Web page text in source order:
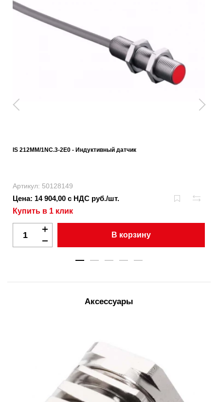
IS 212MM/1NC.3-2E0 - Индуктивный датчик
Артикул: 50128149
Цена: 14 904,00 с НДС руб./шт.
Купить в 1 клик
В корзину
Аксессуары